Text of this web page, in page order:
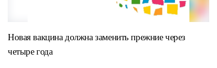
Новая вакцина должна заменить прежние через
четыре года